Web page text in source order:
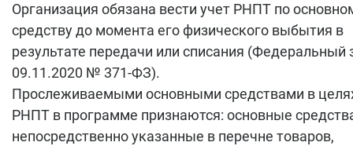
Организация обязана вести учет РНПТ по
средству до момента его физического выбытия в
результате передачи или списания (Федеральный
09.11.2020 № 371-ФЗ).
Прослеживаемыми основными средствами в
РНПТ в программе признаются: основные
непосредственно указанные в перечне товаров,